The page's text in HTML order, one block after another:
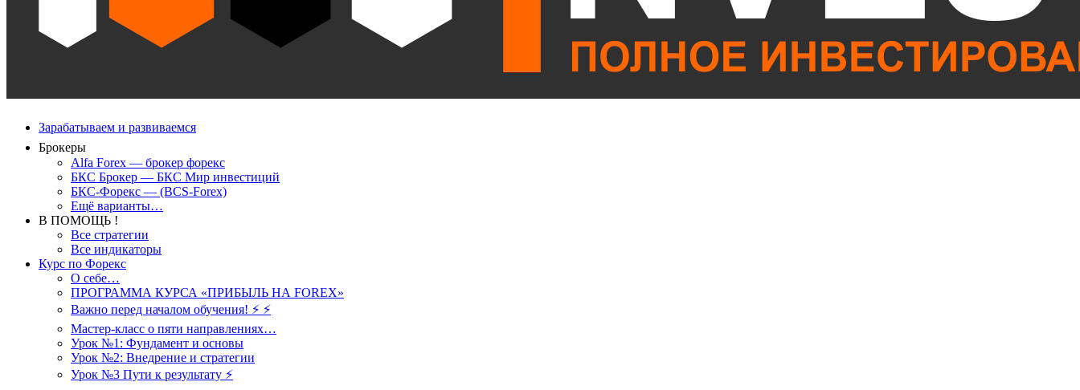
Зарабатываем и развиваемся
Брокеры
Alfa Forex — брокер форекс
БКС Брокер — БКС Мир инвестиций
БКС-Форекс — (BCS-Forex)
Ещё варианты…
В ПОМОЩЬ !
Все стратегии
Все индикаторы
Курс по Форекс
О себе…
ПРОГРАММА КУРСА «ПРИБЫЛЬ НА FOREX»
Важно перед началом обучения! ⚡ ⚡
Мастер-класс о пяти направлениях…
Урок №1: Фундамент и основы
Урок №2: Внедрение и стратегии
Урок №3 Пути к результату ⚡️